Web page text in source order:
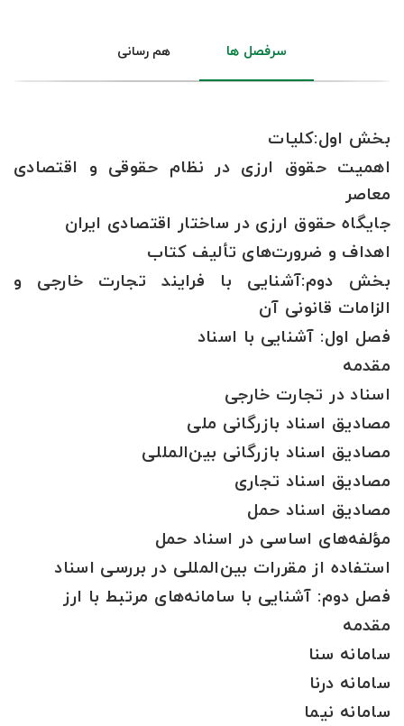
سرفصل ها هم رسانی
بخش اول:کلیات
اهمیت حقوق ارزی در نظام حقوقی و اقتصادی
معاصر
جایگاه حقوق ارزی در ساختار اقتصادی ایران
اهداف و ضرورت‌های تألیف کتاب
بخش دوم:آشنایی با فرایند تجارت خارجی و
الزامات قانونی آن
فصل اول: آشنایی با اسناد
مقدمه
اسناد در تجارت خارجی
مصادیق اسناد بازرگانی ملی
مصادیق اسناد بازرگانی بین‌المللی
مصادیق اسناد تجاری
مصادیق اسناد حمل
مؤلفه‌های اساسی در اسناد حمل
استفاده از مقررات بین‌المللی در بررسی اسناد
فصل دوم:‌ آشنایی با سامانه‌های مرتبط با ارز
مقدمه
سامانه سنا
سامانه درنا
سامانه نیما